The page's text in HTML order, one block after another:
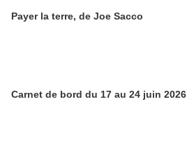
Payer la terre, de Joe Sacco
Carnet de bord du 17 au 24 juin 2026